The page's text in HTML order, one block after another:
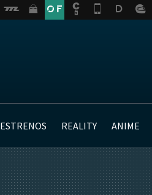
ESTRENOS REALITY ANIME